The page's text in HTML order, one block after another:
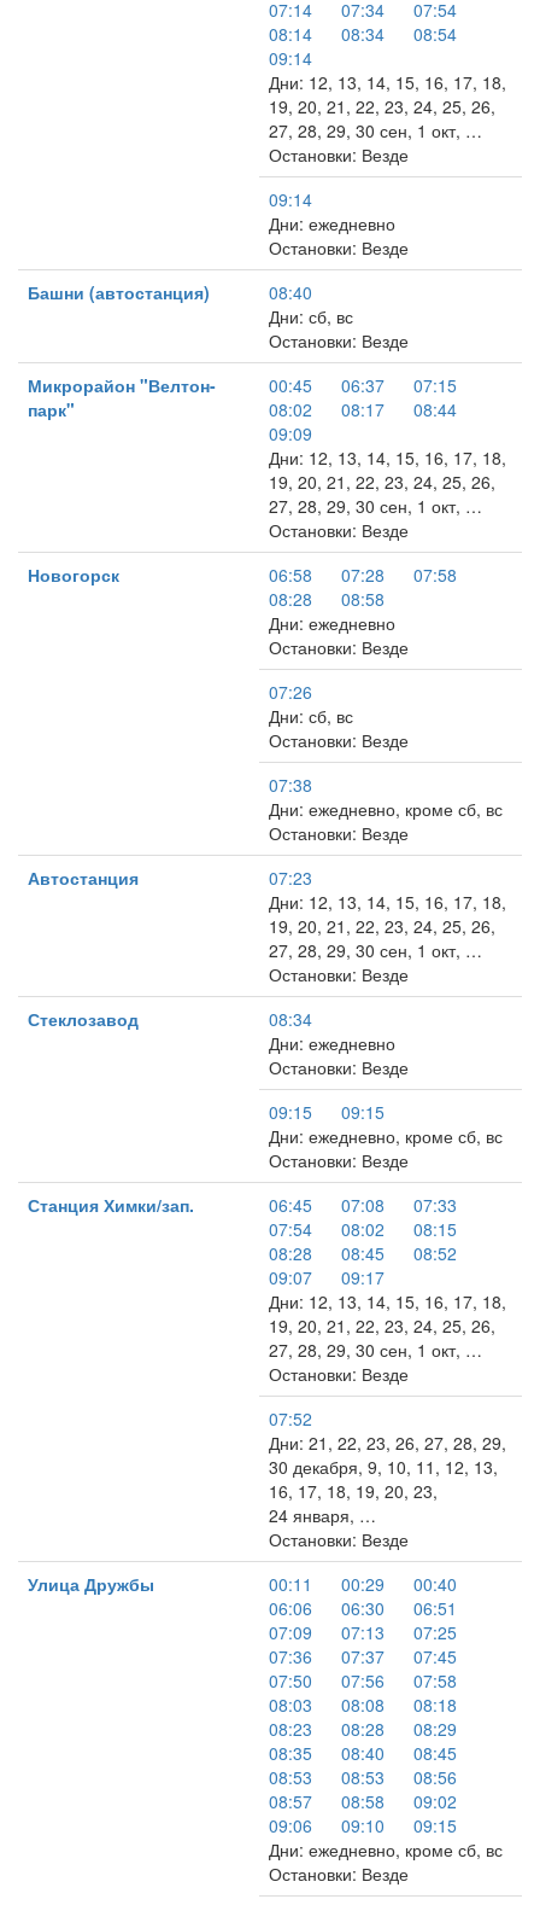
07:14 07:34
07:54
08:14
08:34
08:54
09:14
Дни: 12, 13, 14, 15, 16, 17, 18,
19, 20, 21, 22, 23, 24, 25, 26,
27, 28, 29, 30 сен, 1 окт, …
Остановки: Везде
09:14
Дни: ежедневно
Остановки: Везде
Башни (автостанция)
08:40
Дни: сб, вс
Остановки: Везде
Микрорайон "Велтон-
парк"
00:45 06:37
07:15
08:02
08:17
08:44
09:09
Дни: 12, 13, 14, 15, 16, 17, 18,
19, 20, 21, 22, 23, 24, 25, 26,
27, 28, 29, 30 сен, 1 окт, …
Остановки: Везде
Новогорск
06:58 07:28
07:58
08:28
08:58
Дни: ежедневно
Остановки: Везде
07:26
Дни: сб, вс
Остановки: Везде
07:38
Дни: ежедневно, кроме сб, вс
Остановки: Везде
Автостанция
07:23
Дни: 12, 13, 14, 15, 16, 17, 18,
19, 20, 21, 22, 23, 24, 25, 26,
27, 28, 29, 30 сен, 1 окт, …
Остановки: Везде
Стеклозавод
08:34
Дни: ежедневно
Остановки: Везде
09:15
09:15
Дни: ежедневно, кроме сб, вс
Остановки: Везде
Станция Химки/зап.
06:45 07:08
07:33
07:54
08:02
08:15
08:28
08:45
08:52
09:07
09:17
Дни: 12, 13, 14, 15, 16, 17, 18,
19, 20, 21, 22, 23, 24, 25, 26,
27, 28, 29, 30 сен, 1 окт, …
Остановки: Везде
07:52
Дни: 21, 22, 23, 26, 27, 28, 29,
30 декабря, 9, 10, 11, 12, 13,
16, 17, 18, 19, 20, 23,
24 января, …
Остановки: Везде
Улица Дружбы
00:11 00:29
00:40
06:06
06:30
06:51
07:09
07:13
07:25
07:36
07:37
07:45
07:50
07:56
07:58
08:03
08:08
08:18
08:23
08:28
08:29
08:35
08:40
08:45
08:53
08:53
08:56
08:57
08:58
09:02
09:06
09:10
09:15
Дни: ежедневно, кроме сб, вс
Остановки: Везде